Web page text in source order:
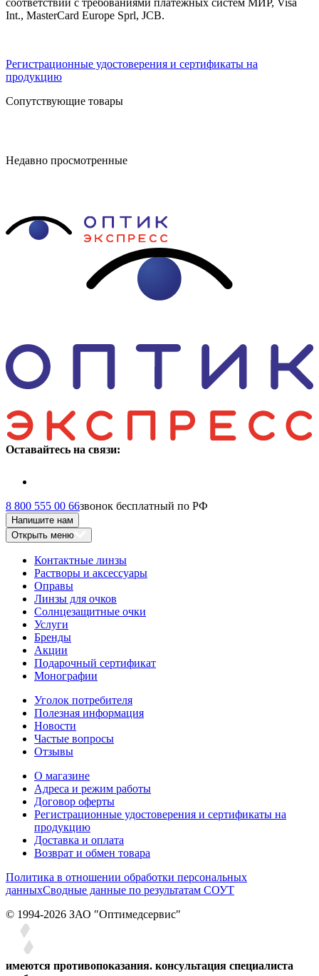
Int., MasterCard Europe Sprl, JCB.
Регистрационные удостоверения и сертификаты на
продукцию
Сопутствующие товары
Недавно просмотренные
Оставайтесь на связи:
8 800 555 00 66звонок бесплатный по РФ
Напишите нам
Открыть меню
Контактные линзы
Растворы и аксессуары
Оправы
Линзы для очков
Солнцезащитные очки
Услуги
Бренды
Акции
Подарочный сертификат
Монографии
Уголок потребителя
Полезная информация
Новости
Частые вопросы
Отзывы
О магазине
Адреса и режим работы
Договор оферты
Регистрационные удостоверения и сертификаты на
продукцию
Доставка и оплата
Возврат и обмен товара
Политика в отношении обработки персональных
данныхСводные данные по результатам СОУТ
© 1994-2026 ЗАО ″Оптимедсервис″
имеются противопоказания. консультация специалиста